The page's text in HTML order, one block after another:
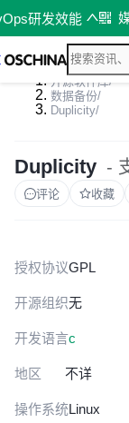
研发效能
开源软件库/
数据备份/
Duplicity/
Duplicity -
评论 收藏
授权协议GPL
开源组织无
开发语言c
地区 不详
操作系统Linux